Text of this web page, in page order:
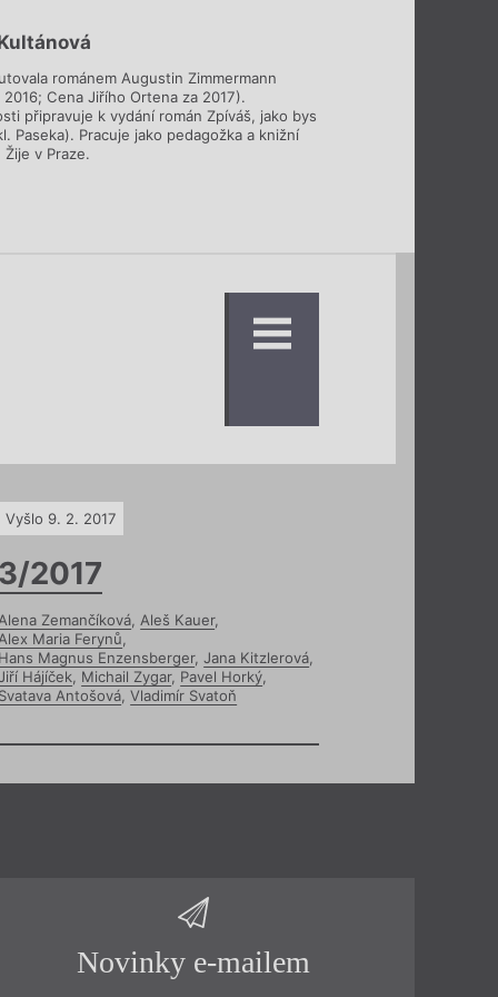
románem Augustin Zimmermann
Cena Jiřího Ortena za 2017).
připravuje k vydání román Zpíváš, jako bys
Paseka). Pracuje jako pedagožka a knižní
v Praze.
Vyšlo 9. 2. 2017
2017
Zemančíková, Aleš Kauer,
Maria Ferynů,
Magnus Enzensberger, Jana Kitzlerová,
Hájíček, Michail Zygar, Pavel Horký,
Antošová, Vladimír Svatoň
Novinky e-mailem